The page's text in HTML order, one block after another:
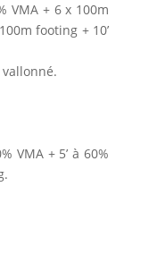
VMA + 6 x 100m
footing + 10’
VMA + 5’ à 60%